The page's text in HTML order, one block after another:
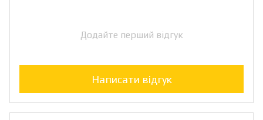
Додайте перший відгук
Написати відгук